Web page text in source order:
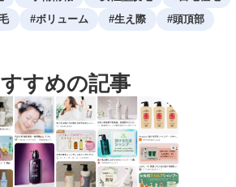
#ボリューム #生え際 #頭頂部
すめの記事